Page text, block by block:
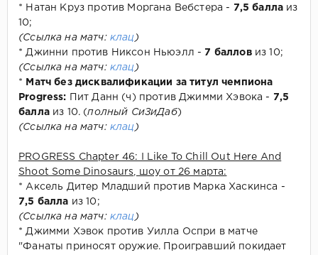
* Натан Круз против Моргана Вебстера - 7,5 балла из
10;
(Ссылка на матч: клац)
* Джинни против Никсон Ньюэлл - 7 балловиз 10;
(Ссылка на матч: клац)
*
Матч без дисквалификации за титул чемпиона
Progress: Пит Данн (ч) против Джимми Хэвока - 7,5
баллаиз 10. (полный СиЗиДаб)
(Ссылка на матч: клац)
PROGRESS Chapter 46: I Like To Chill Out Here And
Shoot Some Dinosaurs, шоу от 26 марта:
* Аксель Дитер Младший против Марка Хаскинса -
7,5 балла из 10;
(Ссылка на матч: клац)
* Джимми Хэвок против Уилла Оспри в матче
"Фанаты приносят оружие. Проигравший покидает